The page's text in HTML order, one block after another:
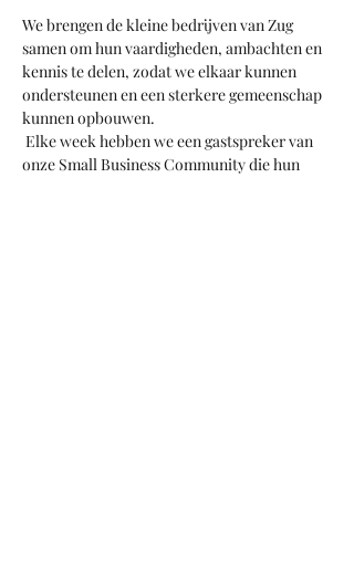
We brengen de kleine bedrijven van Zug
samen om hun vaardigheden, ambachten en
kennis te delen, zodat we elkaar kunnen
ondersteunen en een sterkere gemeenschap
kunnen opbouwen.
onze Small Business Community die hun